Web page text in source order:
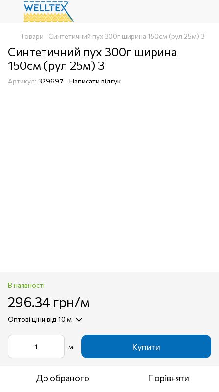
Товари Синтетичний пух 300г ширина 150см (рул 25м) З
Синтетичний пух 300г ширина
150см (рул 25м) З
Артикул: 329697 Написати відгук
В наявності
296.34 грн/м
Оптові ціни від 10 м
м Купити
До обраного Порівняти